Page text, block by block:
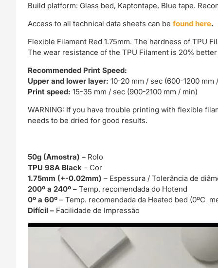
Build platform: Glass bed, Kaptontape, Blue tape.
Access to all technical data sheets can befound here.
Flexible Filament Red 1.75mm. The hardness of TPU
The wear resistance of the TPU Filament is 20%
Recommended Print Speed:
Upper and lower layer: 10-20 mm / sec (600-1200 mm
Print speed: 15-35 mm / sec (900-2100 mm / min)
WARNING: If you have trouble printing with flexible
needs to be dried for good results.
50g (Amostra) – Rolo
TPU 98A Black– Cor
1.75mm (+-0.02mm)– Espessura / Tolerância de
200º a 240º– Temp. recomendada do Hotend
0º a 60º– Temp. recomendada da Heated bed (0ºC
Difícil – Facilidade de Impressão